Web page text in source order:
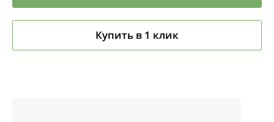
Купить в 1 клик